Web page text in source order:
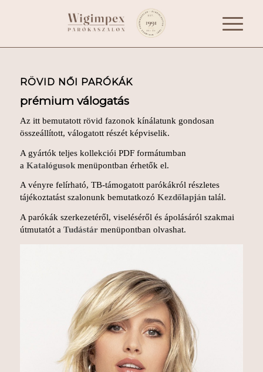
RÖVID NŐI PARÓKÁK
prémium válogatás
Az itt bemutatott rövid fazonok kínálatunk gondosan
összeállított, válogatott részét képviselik.
A gyártók teljes kollekciói PDF formátumban
a Katalógusok menüpontban érhetők el.
A vényre felírható, TB-támogatott parókákról részletes
tájékoztatást szalonunk bemutatkozó Kezdőlapján talál.
A parókák szerkezetéről, viseléséről és ápolásáról szakmai
útmutatót a Tudástár menüpontban olvashat.